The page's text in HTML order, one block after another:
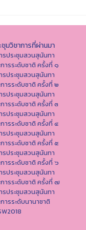
มวิชาการที่ผ่านมา
รประชุมสวนสุนันทา
ารระดับชาติ ครั้งที่ ๑
รประชุมสวนสุนันทา
ารระดับชาติ ครั้งที่ ๒
รประชุมสวนสุนันทา
ารระดับชาติ ครั้งที่ ๓
รประชุมสวนสุนันทา
ารระดับชาติ ครั้งที่ ๔
รประชุมสวนสุนันทา
ารระดับชาติ ครั้งที่ ๕
รประชุมสวนสุนันทา
ารระดับชาติ ครั้งที่ ๖
รประชุมสวนสุนันทา
ารระดับชาติ ครั้งที่ ๗
รประชุมสวนสุนันทา
ารระดับนานาชาติ